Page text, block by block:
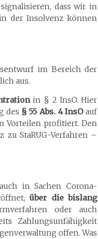
dass wir in
der Insolvenz können
im Bereich der
aus.
in § 2 InsO. Hier
des § 55 Abs. 4 InsOauf
Vorteilen profitiert. Den
zu StaRUG-Verfahren –
in Sachen Corona-
über die bislang
oder auch
Zahlungsunfähigkeit
offen. Was